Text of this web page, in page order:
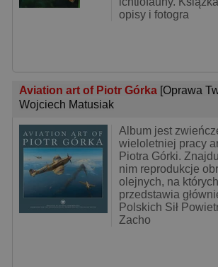
opisy i fotogra
Aviation art of Piotr Górka [Oprawa
Wojciech Matusiak
Album jest
wieloletniej pracy
Piotra Górki.
nim reprodukcje
olejnych, na
przedstawia
Polskich Sił
Zacho